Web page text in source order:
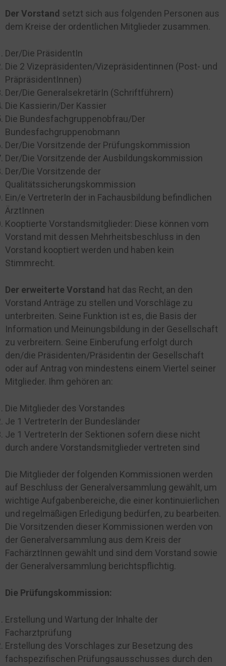
Der Vorstand setzt sich aus folgenden Personen aus
dem Kreise der ordentlichen Mitglieder zusammen.
Der/Die PräsidentIn
Die 2 Vizepräsidenten/Vizepräsidentinnen (Post- und
PräpräsidentInnen)
Der/Die GeneralsekretärIn (Schriftführern)
Die Kassierin/Der Kassier
Die Bundesfachgruppenobfrau/Der
Bundesfachgruppenobmann
Der/Die Vorsitzende der Prüfungskommission
Der/Die Vorsitzende der Ausbildungskommission
Der/Die Vorsitzende der
Qualitätssicherungskommission
Ein/e VertreterIn der in Fachausbildung befindlichen
ÄrztInnen
Kooptierte Vorstandsmitglieder: Diese können vom
Vorstand mit dessen Mehrheitsbeschluss in den
Vorstand kooptiert werden und haben kein
Stimmrecht.
Der erweiterte Vorstand hat das Recht, an den
Vorstand Anträge zu stellen und Vorschläge zu
unterbreiten. Seine Funktion ist es, die Basis der
Information und Meinungsbildung in der Gesellschaft
zu verbreitern. Seine Einberufung erfolgt durch
den/die Präsidenten/Präsidentin der Gesellschaft
oder auf Antrag von mindestens einem Viertel seiner
Mitglieder. Ihm gehören an:
Die Mitglieder des Vorstandes
Je 1 VertreterIn der Bundesländer
Je 1 VertreterIn der Sektionen sofern diese nicht
durch andere Vorstandsmitglieder vertreten sind
Die Mitglieder der folgenden Kommissionen werden
auf Beschluss der Generalversammlung gewählt, um
wichtige Aufgabenbereiche, die einer kontinuierlichen
und regelmäßigen Erledigung bedürfen, zu bearbeiten.
Die Vorsitzenden dieser Kommissionen werden von
der Generalversammlung aus dem Kreis der
FachärztInnen gewählt und sind dem Vorstand sowie
der Generalversammlung berichtspflichtig.
Die Prüfungskommission:
Erstellung und Wartung der Inhalte der
Facharztprüfung
Erstellung des Vorschlages zur Besetzung des
fachspezifischen Prüfungsausschusses durch den